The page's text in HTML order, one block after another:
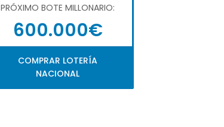
PRÓXIMO BOTE MILLONARIO:
600.000€
COMPRAR LOTERÍA
NACIONAL